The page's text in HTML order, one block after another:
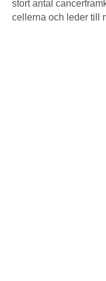
stort antal
cellerna och leder till